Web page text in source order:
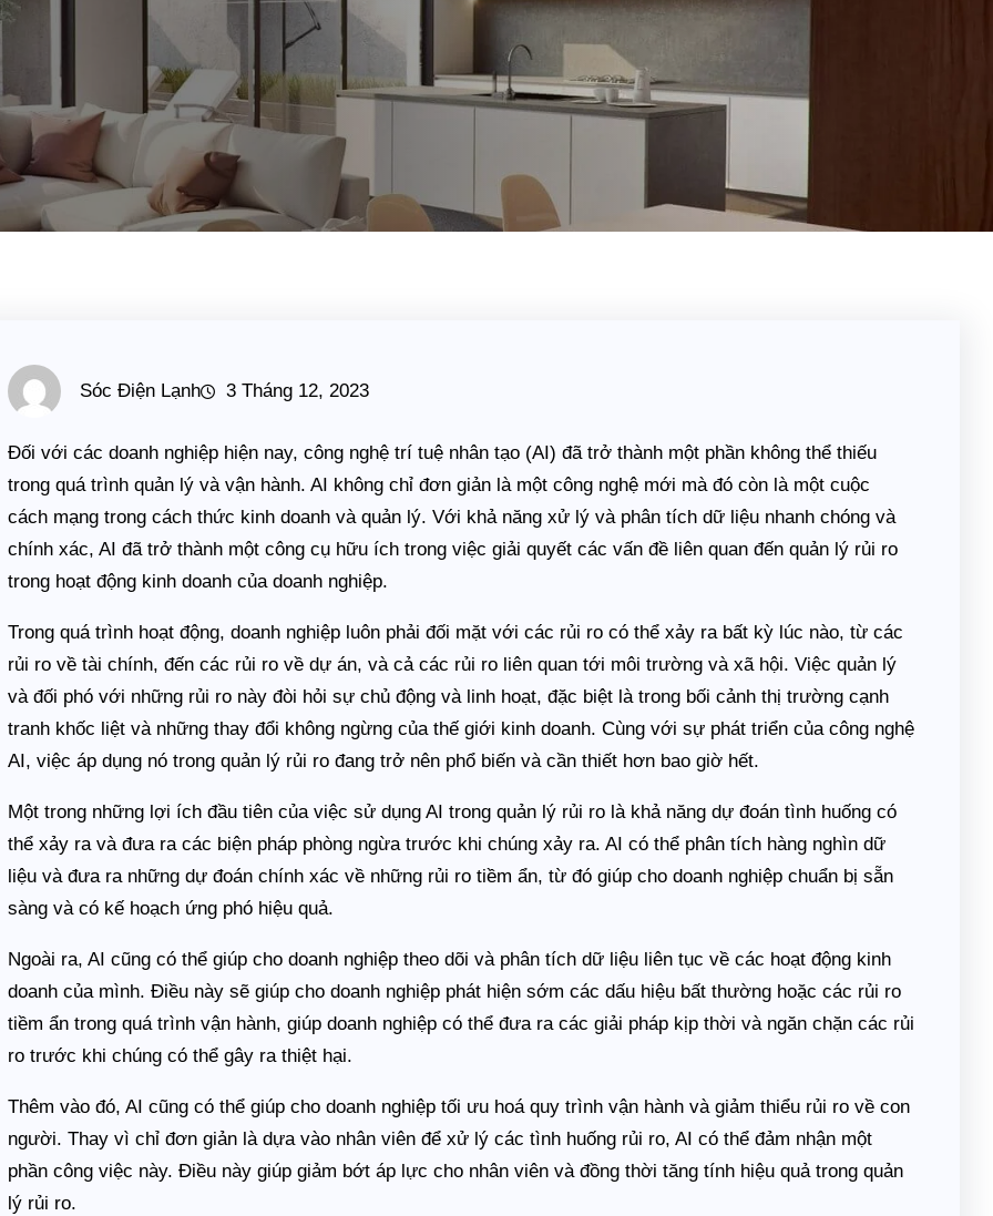
Sóc Điện Lạnh 3 Tháng 12, 2023
Đối với các doanh nghiệp hiện nay, công nghệ trí tuệ nhân tạo (AI) đã trở thành một phần không thể thiếu
trong quá trình quản lý và vận hành. AI không chỉ đơn giản là một công nghệ mới mà đó còn là một cuộc
cách mạng trong cách thức kinh doanh và quản lý. Với khả năng xử lý và phân tích dữ liệu nhanh chóng và
chính xác, AI đã trở thành một công cụ hữu ích trong việc giải quyết các vấn đề liên quan đến quản lý rủi ro
trong hoạt động kinh doanh của doanh nghiệp.
Trong quá trình hoạt động, doanh nghiệp luôn phải đối mặt với các rủi ro có thể xảy ra bất kỳ lúc nào, từ các
rủi ro về tài chính, đến các rủi ro về dự án, và cả các rủi ro liên quan tới môi trường và xã hội. Việc quản lý
và đối phó với những rủi ro này đòi hỏi sự chủ động và linh hoạt, đặc biệt là trong bối cảnh thị trường cạnh
tranh khốc liệt và những thay đổi không ngừng của thế giới kinh doanh. Cùng với sự phát triển của công nghệ
AI, việc áp dụng nó trong quản lý rủi ro đang trở nên phổ biến và cần thiết hơn bao giờ hết.
Một trong những lợi ích đầu tiên của việc sử dụng AI trong quản lý rủi ro là khả năng dự đoán tình huống có
thể xảy ra và đưa ra các biện pháp phòng ngừa trước khi chúng xảy ra. AI có thể phân tích hàng nghìn dữ
liệu và đưa ra những dự đoán chính xác về những rủi ro tiềm ẩn, từ đó giúp cho doanh nghiệp chuẩn bị sẵn
sàng và có kế hoạch ứng phó hiệu quả.
Ngoài ra, AI cũng có thể giúp cho doanh nghiệp theo dõi và phân tích dữ liệu liên tục về các hoạt động kinh
doanh của mình. Điều này sẽ giúp cho doanh nghiệp phát hiện sớm các dấu hiệu bất thường hoặc các rủi ro
tiềm ẩn trong quá trình vận hành, giúp doanh nghiệp có thể đưa ra các giải pháp kịp thời và ngăn chặn các rủi
ro trước khi chúng có thể gây ra thiệt hại.
Thêm vào đó, AI cũng có thể giúp cho doanh nghiệp tối ưu hoá quy trình vận hành và giảm thiểu rủi ro về con
người. Thay vì chỉ đơn giản là dựa vào nhân viên để xử lý các tình huống rủi ro, AI có thể đảm nhận một
phần công việc này. Điều này giúp giảm bớt áp lực cho nhân viên và đồng thời tăng tính hiệu quả trong quản
lý rủi ro.